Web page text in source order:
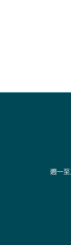
週一